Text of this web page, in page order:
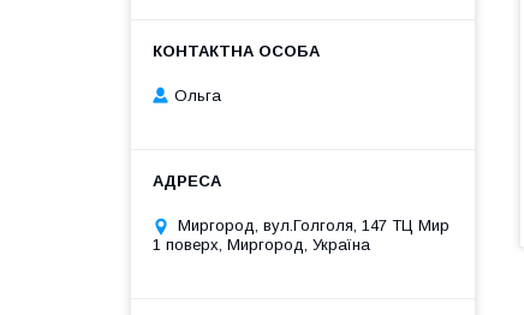
Ольга
Миргород, вул.Голголя, 147 ТЦ Мир
1 поверх, Миргород, Україна